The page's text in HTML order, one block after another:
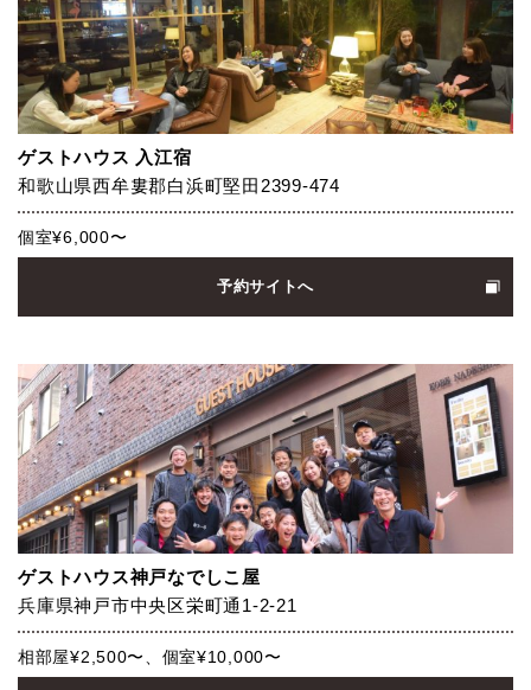
ゲストハウス 入江宿
和歌山県西牟婁郡白浜町堅田2399-474
個室¥6,000〜
予約サイトへ
ゲストハウス神戸なでしこ屋
兵庫県神戸市中央区栄町通1-2-21
相部屋¥2,500〜、個室¥10,000〜